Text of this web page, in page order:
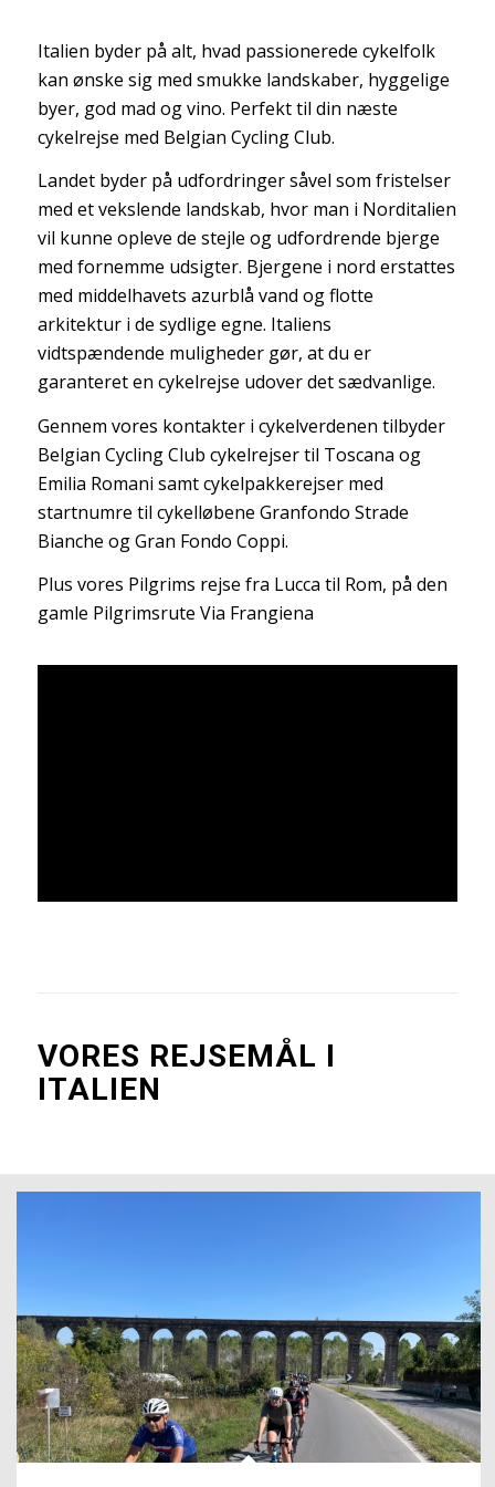
Italien byder på alt, hvad passionerede cykelfolk
kan ønske sig med smukke landskaber, hyggelige
byer, god mad og vino. Perfekt til din næste
cykelrejse med Belgian Cycling Club.
Landet byder på udfordringer såvel som fristelser
med et vekslende landskab, hvor man i Norditalien
vil kunne opleve de stejle og udfordrende bjerge
med fornemme udsigter. Bjergene i nord erstattes
med middelhavets azurblå vand og flotte
arkitektur i de sydlige egne. Italiens
vidtspændende muligheder gør, at du er
garanteret en cykelrejse udover det sædvanlige.
Gennem vores kontakter i cykelverdenen tilbyder
Belgian Cycling Club cykelrejser til Toscana og
Emilia Romani samt cykelpakkerejser med
startnumre til cykelløbene Granfondo Strade
Bianche og Gran Fondo Coppi.
Plus vores Pilgrims rejse fra Lucca til Rom, på den
gamle Pilgrimsrute Via Frangiena
VORES REJSEMÅL I
ITALIEN